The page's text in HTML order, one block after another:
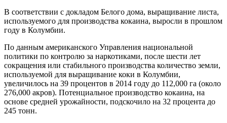
В соответствии с докладом Белого дома, выращивание листа,
используемого для производства кокаина, выросли в прошлом
году в Колумбии.
По данным американского Управления национальной
политики по контролю за наркотиками, после шести лет
сокращения или стабильного производства количество земли,
используемой для выращивание коки в Колумбии,
увеличилось на 39 процентов в 2014 году до 112,000 га (около
276,000 акров). Потенциальное производство кокаина, на
основе средней урожайности, подскочило на 32 процента до
245 тонн.